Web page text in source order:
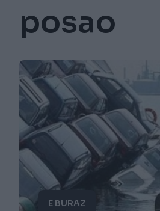
posao
E BURAZ